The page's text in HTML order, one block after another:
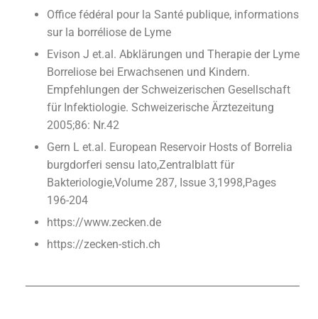
Office fédéral pour la Santé publique, informations
sur la borréliose de Lyme
Evison J et.al. Abklärungen und Therapie der Lyme
Borreliose bei Erwachsenen und Kindern.
Empfehlungen der Schweizerischen Gesellschaft
für Infektiologie. Schweizerische Ärztezeitung
2005;86: Nr.42
Gern L et.al. European Reservoir Hosts of Borrelia
burgdorferi sensu lato,Zentralblatt für
Bakteriologie,Volume 287, Issue 3,1998,Pages
196-204
https://www.zecken.de
https://zecken-stich.ch